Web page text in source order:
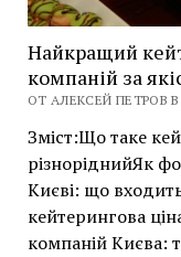
Найкращий
компаній за
ОТ АЛЕКСЕЙ ПЕТРОВ В
Зміст:Що таке
різноріднийЯк
Києві: що
кейтерингова
компаній Києва: